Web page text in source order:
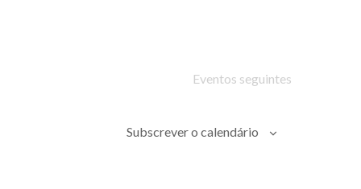
Eventos seguintes
Subscrever o calendário